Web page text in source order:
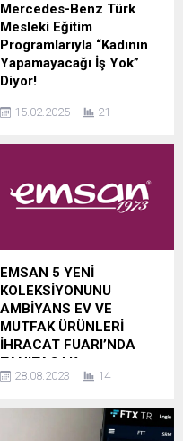
Mercedes-Benz Türk
Mesleki Eğitim
Programlarıyla “Kadının
Yapamayacağı İş Yok”
Diyor!
öncü firması Mercedes-
mesleki eğitime ve
istihdama desteğini
sahasındaki kadın çalışan
sayısının artırılması
amacıyla İŞKUR iş birliği ile
hayata geçirilen “Meslek
Edindirme Programı”
kapsamında Mercedes-
Benz Türk, yalnızca kadınları
sektöre kazandırmayı değil,
sürekliliğini ve...
15.02.2025 21
EMSAN 5 YENİ
KOLEKSİYONUNU
AMBİYANS EV VE
MUTFAK ÜRÜNLERİ
İHRACAT FUARI’NDA
TANITACAK
Ambiyans Ev ve Mutfak
Ağustos-3 Eylül tarihleri
28.08.2023 14